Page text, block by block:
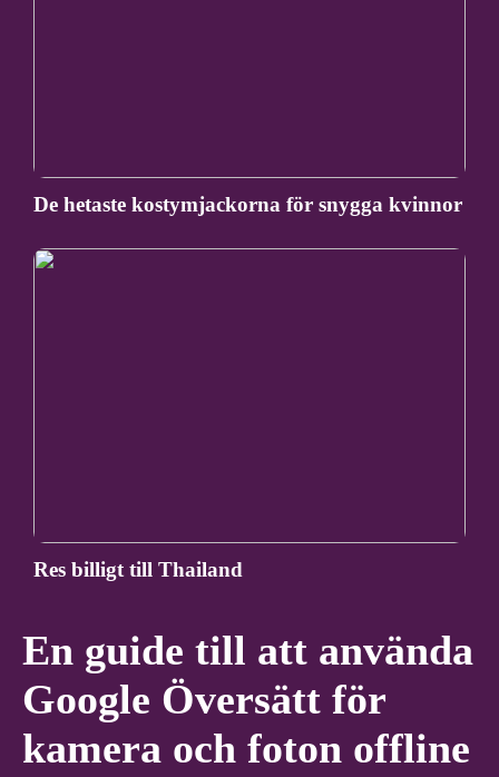
De hetaste kostymjackorna för snygga kvinnor
Res billigt till Thailand
En guide till att använda
Google Översätt för
kamera och foton offline